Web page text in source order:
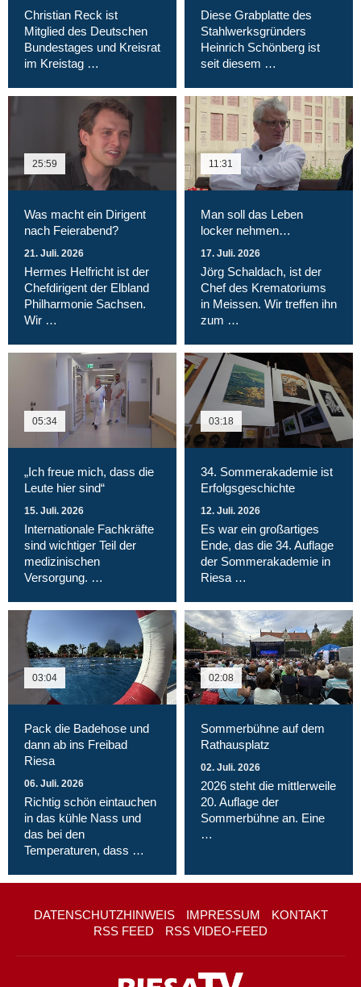
Christian Reck ist
Mitglied des Deutschen
Bundestages und Kreisrat
im Kreistag …
Diese Grabplatte des
Stahlwerksgründers
Heinrich Schönberg ist
seit diesem …
25:59
Was macht ein Dirigent
nach Feierabend?
21. Juli. 2026
Hermes Helfricht ist der
Chefdirigent der Elbland
Philharmonie Sachsen.
Wir …
11:31
Man soll das Leben
locker nehmen…
17. Juli. 2026
Jörg Schaldach, ist der
Chef des Krematoriums
in Meissen. Wir treffen ihn
zum …
05:34
„Ich freue mich, dass die
Leute hier sind“
15. Juli. 2026
Internationale Fachkräfte
sind wichtiger Teil der
medizinischen
Versorgung. …
03:18
34. Sommerakademie ist
Erfolgsgeschichte
12. Juli. 2026
Es war ein großartiges
Ende, das die 34. Auflage
der Sommerakademie in
Riesa …
03:04
Pack die Badehose und
dann ab ins Freibad
Riesa
06. Juli. 2026
Richtig schön eintauchen
in das kühle Nass und
das bei den
Temperaturen, dass …
02:08
Sommerbühne auf dem
Rathausplatz
02. Juli. 2026
2026 steht die mittlerweile
20. Auflage der
Sommerbühne an. Eine
…
DATENSCHUTZHINWEIS IMPRESSUM
KONTAKT
RSS FEED
RSS VIDEO-FEED